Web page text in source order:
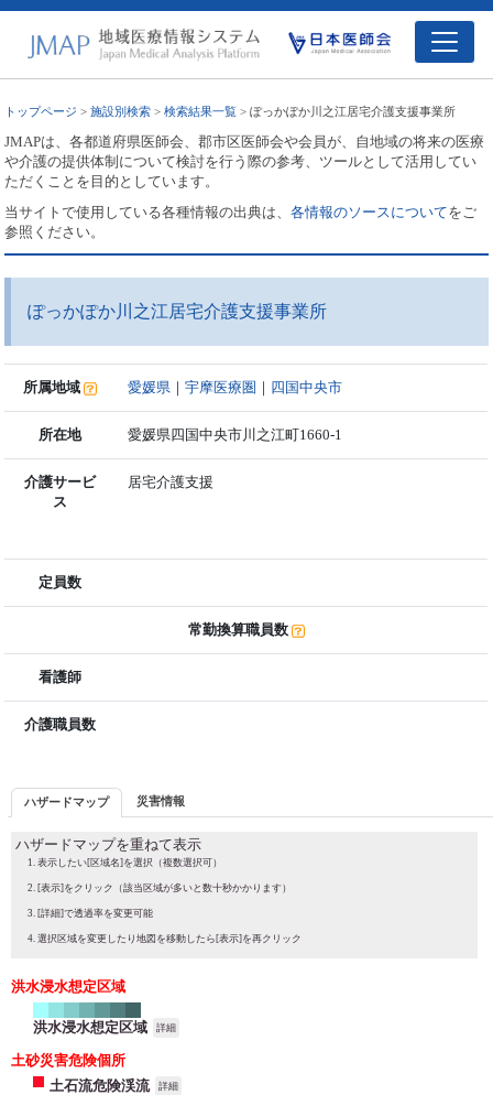
トップページ >施設別検索 >検索結果一覧 > ぽっかぽか川之江居宅介護支援事業所
JMAPは、各都道府県医師会、郡市区医師会や会員が、自地域の将来の医療
や介護の提供体制について検討を行う際の参考、ツールとして活用してい
ただくことを目的としています。
当サイトで使用している各種情報の出典は、各情報のソースについてをご
参照ください。
ぽっかぽか川之江居宅介護支援事業所
所属地域 愛媛県 ｜宇摩医療圏 ｜ 四国中央市
所在地 愛媛県四国中央市川之江町1660-1
介護サービ
ス
居宅介護支援
定員数
常勤換算職員数
看護師
介護職員数
ハザードマップ 災害情報
ハザードマップを重ねて表示
表示したい[区域名]を選択（複数選択可）
[表示]をクリック（該当区域が多いと数十秒かかります）
[詳細]で透過率を変更可能
選択区域を変更したり地図を移動したら[表示]を再クリック
洪水浸水想定区域
洪水浸水想定区域 詳細
土砂災害危険個所
土石流危険渓流
詳細